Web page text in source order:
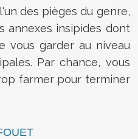
des pièges du genre,
annexes insipides dont
vous garder au niveau
Par chance, vous
farmer pour terminer